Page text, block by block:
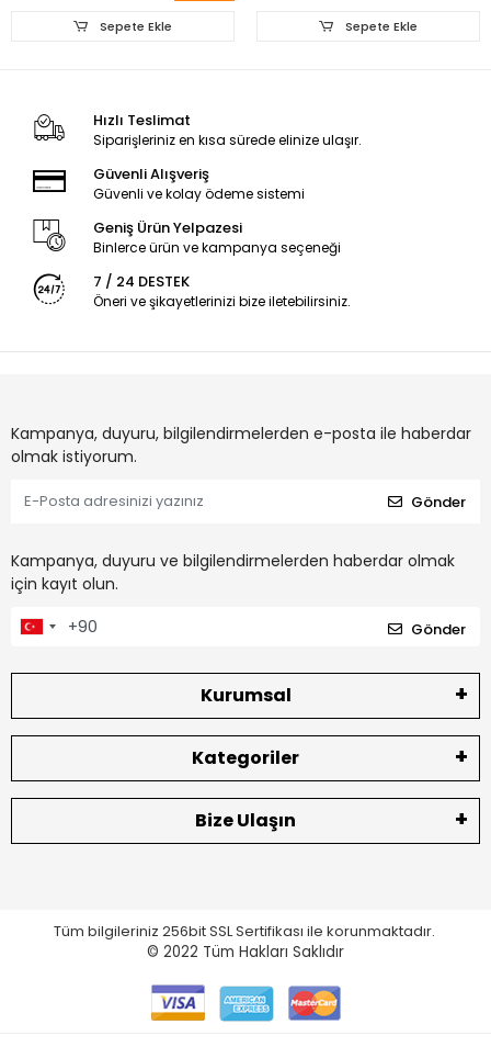
Sepete Ekle Sepete Ekle
Hızlı Teslimat
Siparişleriniz en kısa sürede elinize ulaşır.
Güvenli Alışveriş
Güvenli ve kolay ödeme sistemi
Geniş Ürün Yelpazesi
Binlerce ürün ve kampanya seçeneği
7 / 24 DESTEK
Öneri ve şikayetlerinizi bize iletebilirsiniz.
Kampanya, duyuru, bilgilendirmelerden e-posta ile haberdar
olmak istiyorum.
Gönder
Kampanya, duyuru ve bilgilendirmelerden haberdar olmak
için kayıt olun.
Gönder
Kurumsal
Kategoriler
Bize Ulaşın
Tüm bilgileriniz 256bit SSL Sertifikası ile korunmaktadır.
© 2022 Tüm Hakları Saklıdır